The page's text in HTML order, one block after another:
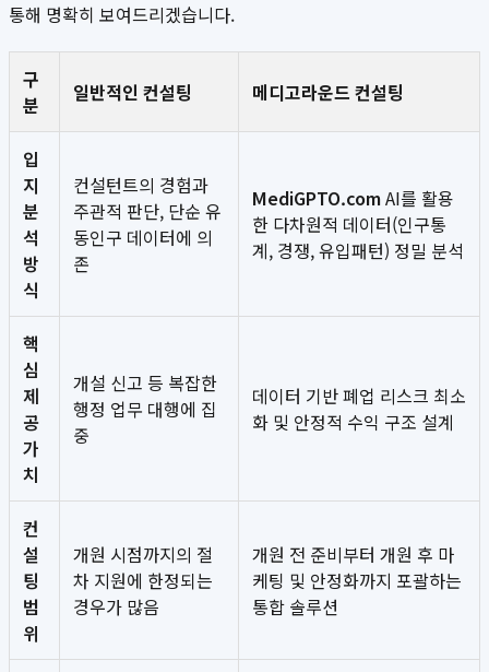
통해 명확히 보여드리겠습니다.
구
분
일반적인 컨설팅 메디고라운드 컨설팅
입
지
분
석
방
식
컨설턴트의 경험과
주관적 판단, 단순 유
동인구 데이터에 의
존
MediGPTO.comAI를 활용
한 다차원적 데이터(인구통
계, 경쟁, 유입패턴) 정밀 분석
핵
심
제
공
가
치
개설 신고 등 복잡한
행정 업무 대행에 집
중
데이터 기반 폐업 리스크 최소
화 및 안정적 수익 구조 설계
컨
설
팅
범
위
개원 시점까지의 절
차 지원에 한정되는
경우가 많음
개원 전 준비부터 개원 후 마
케팅 및 안정화까지 포괄하는
통합 솔루션